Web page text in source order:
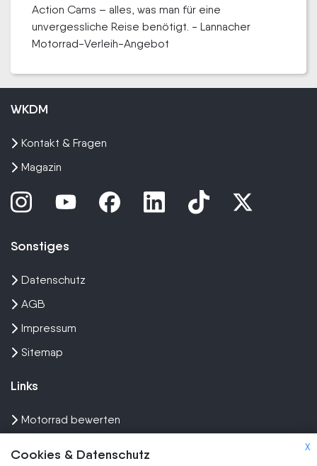
Action Cams – alles, was man für eine
unvergessliche Reise benötigt. - Lannacher
Motorrad-Verleih-Angebot
X
Cookies & Datenschutz
WKDM
Kontakt & Fragen
Magazin
Sonstiges
Datenschutz
AGB
Impressum
Sitemap
Links
Motorrad bewerten